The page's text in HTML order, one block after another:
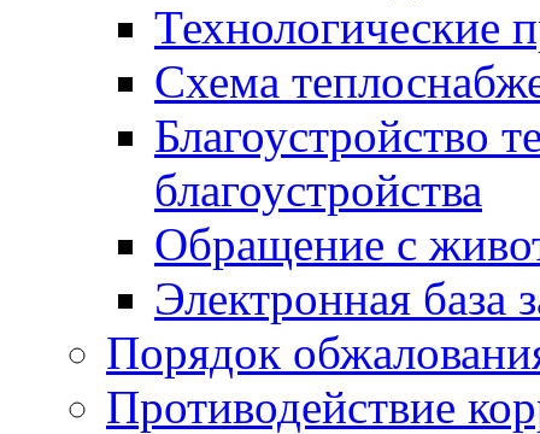
Технологические
Схема
Благоустройство
благоустройства
Обращение с
Электронная база
Порядок
Противодействие